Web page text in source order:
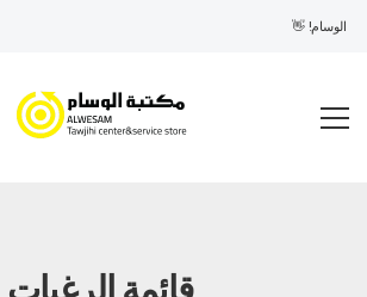
الوسام! 👋